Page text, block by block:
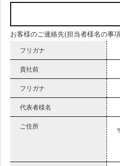
お客様のご連絡先(担当者様名の事
フリガナ
貴社前
フリガナ
代表者様名
ご住所